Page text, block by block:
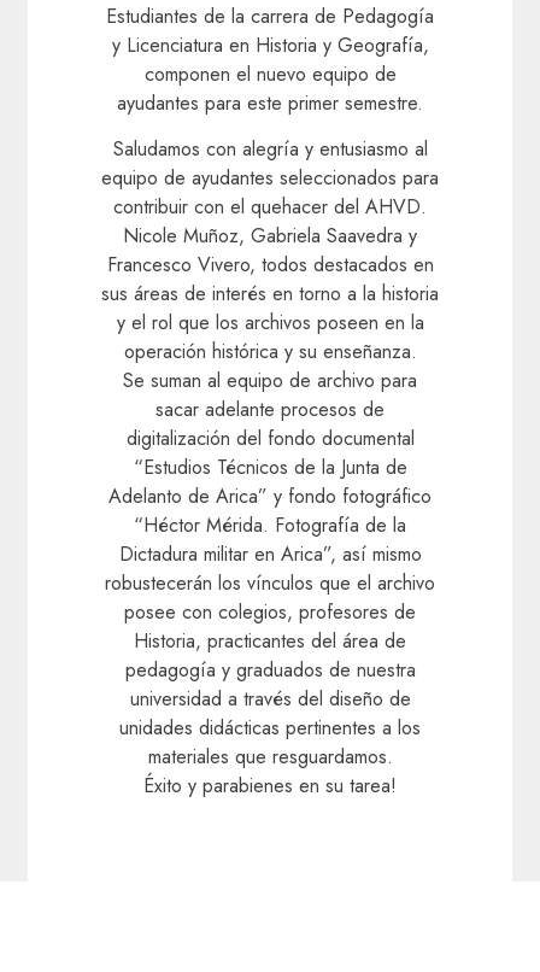
Estudiantes de la carrera de Pedagogía
y Licenciatura en Historia y Geografía,
componen el nuevo equipo de
ayudantes para este primer semestre.
Saludamos con alegría y entusiasmo al
equipo de ayudantes seleccionados para
contribuir con el quehacer del AHVD.
Nicole Muñoz, Gabriela Saavedra y
Francesco Vivero, todos destacados en
sus áreas de interés en torno a la historia
y el rol que los archivos poseen en la
operación histórica y su enseñanza.
Se suman al equipo de archivo para
sacar adelante procesos de
digitalización del fondo documental
“Estudios Técnicos de la Junta de
Adelanto de Arica” y fondo fotográfico
“Héctor Mérida. Fotografía de la
Dictadura militar en Arica”, así mismo
robustecerán los vínculos que el archivo
posee con colegios, profesores de
Historia, practicantes del área de
pedagogía y graduados de nuestra
universidad a través del diseño de
unidades didácticas pertinentes a los
materiales que resguardamos.
Éxito y parabienes en su tarea!